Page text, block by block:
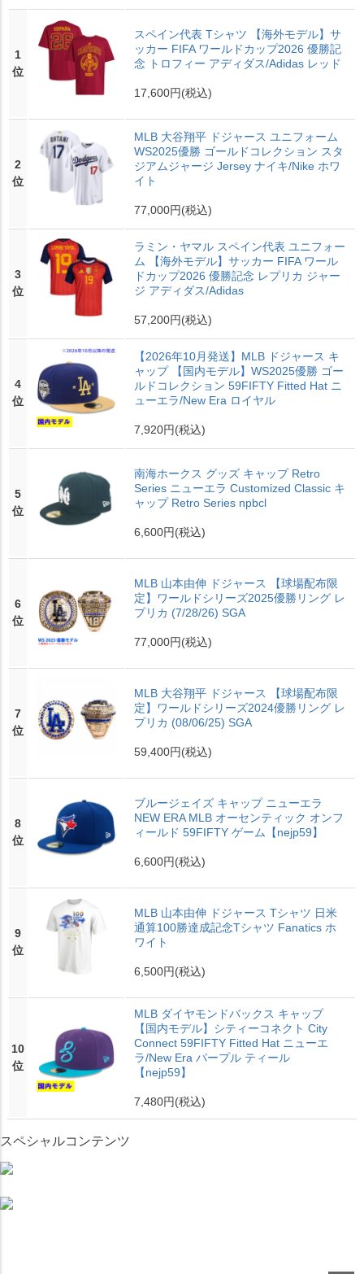
1
位
スペイン代表 Tシャツ 【海外モデル】サ
ッカー FIFA ワールドカップ2026 優勝記
念 トロフィー アディダス/Adidas レッド
17,600円(税込)
2
位
MLB 大谷翔平 ドジャース ユニフォーム
WS2025優勝 ゴールドコレクション スタ
ジアムジャージ Jersey ナイキ/Nike ホワ
イト
77,000円(税込)
3
位
ラミン・ヤマル スペイン代表 ユニフォー
ム 【海外モデル】サッカー FIFA ワール
ドカップ2026 優勝記念 レプリカ ジャー
ジ アディダス/Adidas
57,200円(税込)
4
位
【2026年10月発送】MLB ドジャース キ
ャップ 【国内モデル】WS2025優勝 ゴー
ルドコレクション 59FIFTY Fitted Hat ニ
ューエラ/New Era ロイヤル
7,920円(税込)
5
位
南海ホークス グッズ キャップ Retro
Series ニューエラ Customized Classic キ
ャップ Retro Series npbcl
6,600円(税込)
6
位
MLB 山本由伸 ドジャース 【球場配布限
定】ワールドシリーズ2025優勝リング レ
プリカ (7/28/26) SGA
77,000円(税込)
7
位
MLB 大谷翔平 ドジャース 【球場配布限
定】ワールドシリーズ2024優勝リング レ
プリカ (08/06/25) SGA
59,400円(税込)
8
位
ブルージェイズ キャップ ニューエラ
NEW ERA MLB オーセンティック オンフ
ィールド 59FIFTY ゲーム【nejp59】
6,600円(税込)
9
位
MLB 山本由伸 ドジャース Tシャツ 日米
通算100勝達成記念Tシャツ Fanatics ホ
ワイト
6,500円(税込)
10
位
MLB ダイヤモンドバックス キャップ
【国内モデル】シティーコネクト City
Connect 59FIFTY Fitted Hat ニューエ
ラ/New Era パープル ティール
【nejp59】
7,480円(税込)
スペシャルコンテンツ